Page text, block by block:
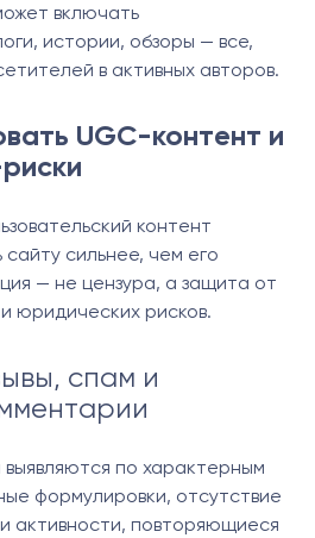
включать
истории, обзоры — все,
в активных авторов.
UGC-контент и
контент
сильнее, чем его
— не цензура, а защита от
юридических рисков.
спам и
по характерным
формулировки, отсутствие
активности, повторяющиеся